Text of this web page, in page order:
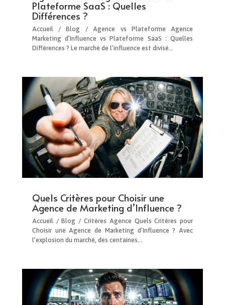
Plateforme SaaS : Quelles
Différences ?
Accueil / Blog / Agence vs Plateforme Agence
Marketing d’Influence vs Plateforme SaaS : Quelles
Différences ? Le marché de l’influence est divisé…
Quels Critères pour Choisir une
Agence de Marketing d’Influence ?
Accueil / Blog / Critères Agence Quels Critères pour
Choisir une Agence de Marketing d’Influence ? Avec
l’explosion du marché, des centaines…